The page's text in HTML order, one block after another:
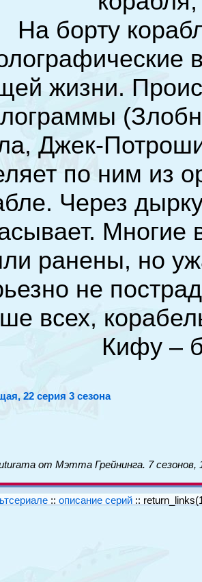
На борту
жизни.
Джек-
по ним из
Через
Многие
ранены, но
не
всех,
Кифу –
22 серия 3 сезона
от Мэтта Грейнинга. 7
:: описание серий ::